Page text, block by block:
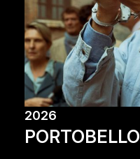
2026
PORTOBELLO